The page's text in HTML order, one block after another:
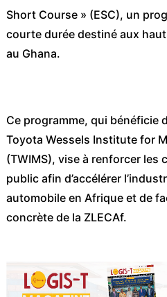
Short Course » (ESC), un
courte durée destiné aux
au Ghana.
Ce programme, qui bénéficie
Toyota Wessels Institute for
(TWIMS), vise à renforcer les
public afin d’accélérer
automobile en Afrique et de
concrète de la ZLECAf.